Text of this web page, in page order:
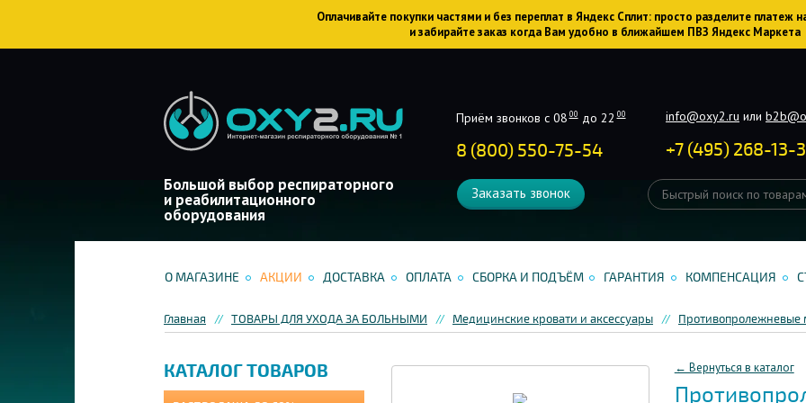
Оплачивайте покупки частями и без переплат в Яндекс Сплит: просто разделите платеж
и забирайте заказ когда Вам удобно в ближайшем ПВЗ Яндекс Маркета
Большой выбор респираторного
и реабилитационного
оборудования
Приём звонков с 08 00до 22 00
8 (800) 550-75-54
info@oxy2.ru или
+7 (495) 268-13-
Заказать звонок
О МАГАЗИНЕ АКЦИИ ДОСТАВКА ОПЛАТА СБОРКА И ПОДЪЁМ ГАРАНТИЯ КОМПЕНСАЦИЯ
Главная ТОВАРЫ ДЛЯ УХОДА ЗА БОЛЬНЫМИ Медицинские кровати и аксессуары Противопролежневые
КАТАЛОГ ТОВАРОВ ← Вернуться в каталог